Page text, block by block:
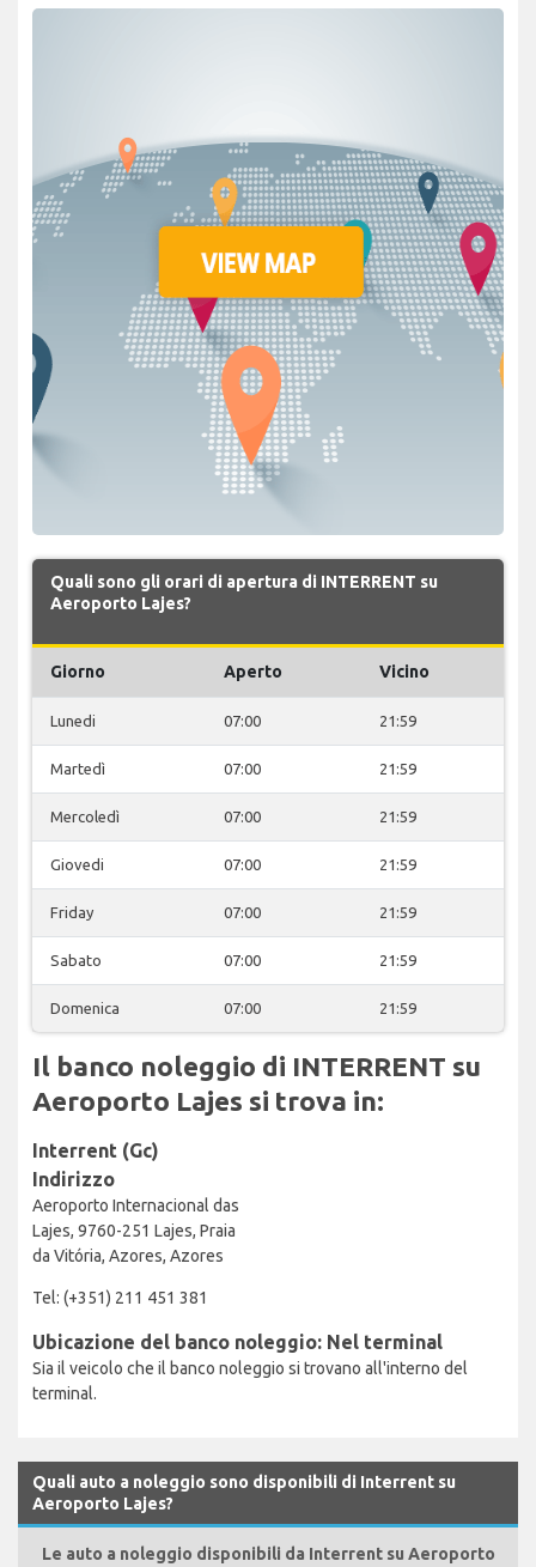
Quali sono gli orari di apertura di INTERRENT su
Aeroporto Lajes?
Giorno Aperto Vicino
Lunedi 07:00 21:59
Martedì 07:00 21:59
Mercoledì 07:00 21:59
Giovedi 07:00 21:59
Friday 07:00 21:59
Sabato 07:00 21:59
Domenica 07:00 21:59
Il banco noleggio di INTERRENT su
Aeroporto Lajes si trova in:
Interrent (Gc)
Indirizzo
Aeroporto Internacional das
Lajes, 9760-251 Lajes, Praia
da Vitória, Azores, Azores
Tel: (+351) 211 451 381
Ubicazione del banco noleggio: Nel terminal
Sia il veicolo che il banco noleggio si trovano all'interno del
terminal.
Quali auto a noleggio sono disponibili di Interrent su
Aeroporto Lajes?
Le auto a noleggio disponibili da Interrent su Aeroporto